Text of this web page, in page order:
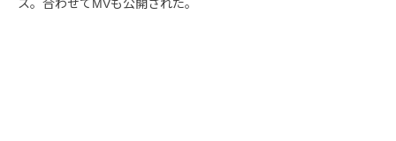
ス。合わせてMVも公開された。